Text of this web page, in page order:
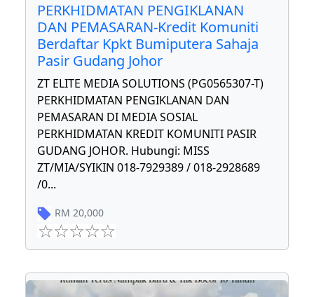
PERKHIDMATAN PENGIKLANAN
DAN PEMASARAN-Kredit Komuniti
Berdaftar Kpkt Bumiputera Sahaja
Pasir Gudang Johor
ZT ELITE MEDIA SOLUTIONS (PG0565307-T)
PERKHIDMATAN PENGIKLANAN DAN
PEMASARAN DI MEDIA SOSIAL
PERKHIDMATAN KREDIT KOMUNITI PASIR
GUDANG JOHOR. Hubungi: MISS
ZT/MIA/SYIKIN 018-7929389 / 018-2928689
/0...
RM 20,000